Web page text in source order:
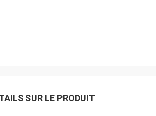
SUR LE PRODUIT